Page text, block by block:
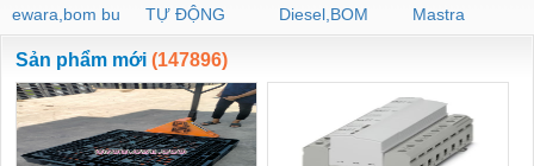
ewara,bom bu
ewara
TỰ ĐỘNG
Diesel,BOM
CHUA CHAY
Mastra
Sản phẩm mới (147896)